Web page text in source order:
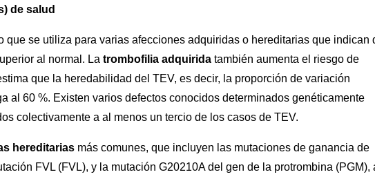
de salud
que se utiliza para varias afecciones adquiridas o hereditarias que indican
al normal. La trombofilia adquirida también aumenta el riesgo de
que la heredabilidad del TEV, es decir, la proporción de variación
al 60 %. Existen varios defectos conocidos determinados genéticamente
colectivamente a al menos un tercio de los casos de TEV.
hereditarias más comunes, que incluyen las mutaciones de ganancia de
FVL (FVL), y la mutación G20210A del gen de la protrombina (PGM),